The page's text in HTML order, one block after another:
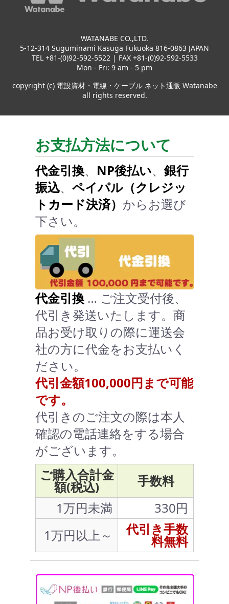
WATANABE CO.,LTD.
5-12-314 Suguminami Kasuga Fukuoka 816-0863 JAPAN
TEL +81-(0)92-592-5522 | FAX +81-(0)92-592-5533
Mon - Fri: 9 am - 5 pm
copyright (c) 電設資材・電線・ケーブル ネット通販 Watanabe
all rights reserved.
お支払方法について
代金引換、 NP後払い、 銀行
振込、 ペイパル（クレジッ
トカード決済） からお選び
下さい。
代金引換 … ご注文受付後、
代引き発送いたします。商
品お受け取りの際に運送会
社の方に代金をお支払いく
ださい。
代引金額100,000円まで可能
です。
代引きのご注文の際は本人
確認の電話連絡をする場合
がございます。
ご購入合計金
額(税込)
手数料
1万円未満
330円
1万円以上～
代引き手数
料無料